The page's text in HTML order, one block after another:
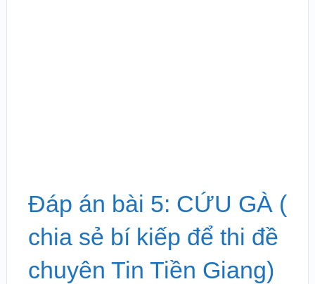
Đáp án bài 5: CỨU GÀ (
chia sẻ bí kiếp để thi đề
chuyên Tin Tiền Giang)